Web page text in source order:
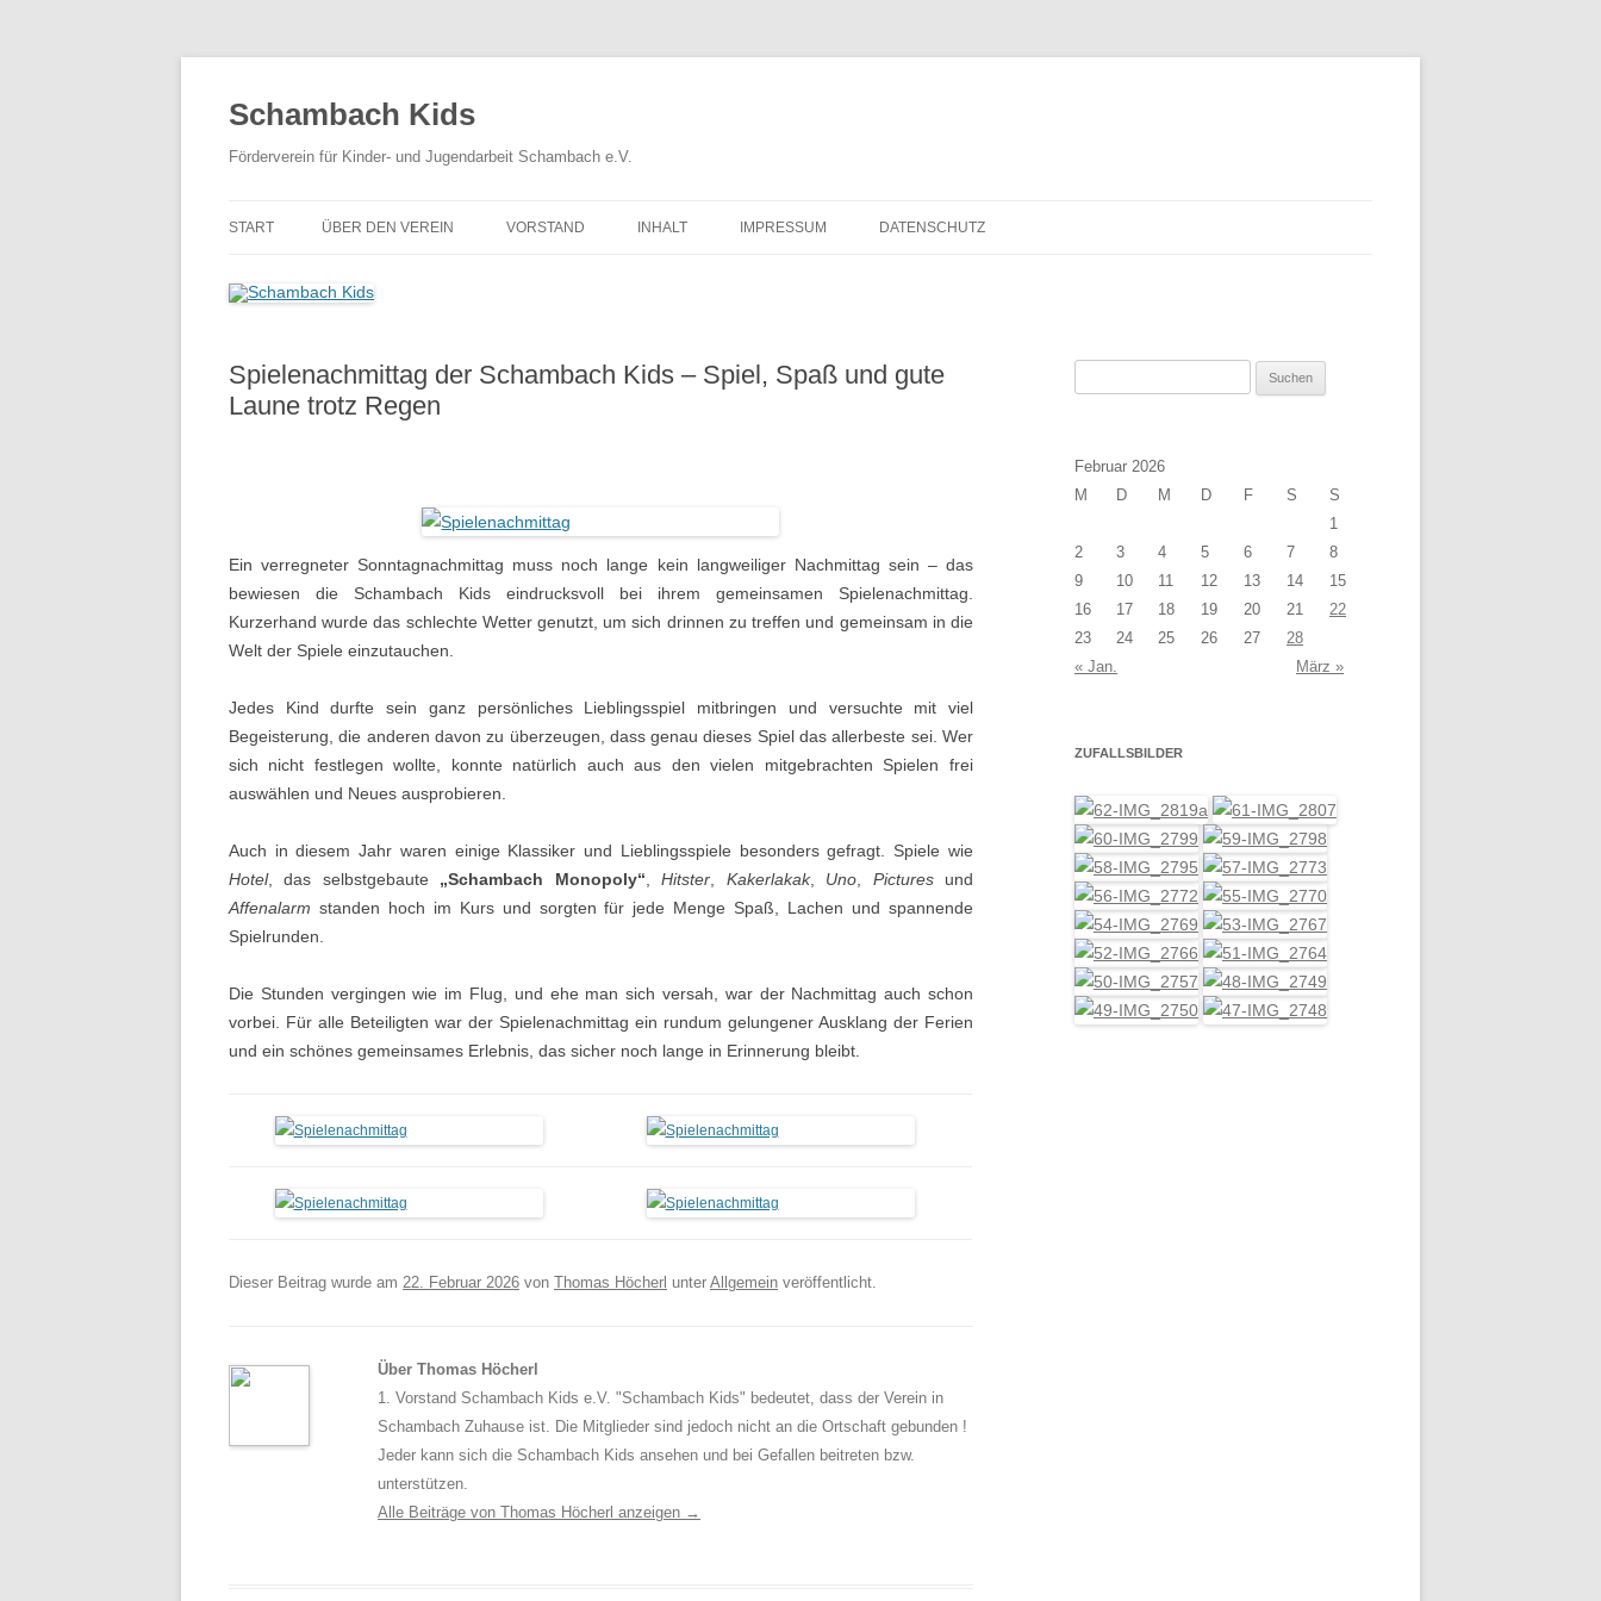
Schambach Kids
Förderverein für Kinder- und Jugendarbeit Schambach e.V.
START ÜBER DEN VEREIN VORSTAND INHALT IMPRESSUM DATENSCHUTZ
Spielenachmittag der Schambach Kids – Spiel, Spaß und gute
Laune trotz Regen
Ein verregneter Sonntagnachmittag muss noch lange kein langweiliger Nachmittag sein – das
bewiesen die Schambach Kids eindrucksvoll bei ihrem gemeinsamen Spielenachmittag.
Kurzerhand wurde das schlechte Wetter genutzt, um sich drinnen zu treffen und gemeinsam in die
Welt der Spiele einzutauchen.
Jedes Kind durfte sein ganz persönliches Lieblingsspiel mitbringen und versuchte mit viel
Begeisterung, die anderen davon zu überzeugen, dass genau dieses Spiel das allerbeste sei. Wer
sich nicht festlegen wollte, konnte natürlich auch aus den vielen mitgebrachten Spielen frei
auswählen und Neues ausprobieren.
Auch in diesem Jahr waren einige Klassiker und Lieblingsspiele besonders gefragt. Spiele wie
Hotel, das selbstgebaute „Schambach Monopoly“ ,Hitster Kakerlakak, Uno Picturesund
Affenalarm standen hoch im Kurs und sorgten für jede Menge Spaß, Lachen und spannende
Spielrunden.
Die Stunden vergingen wie im Flug, und ehe man sich versah, war der Nachmittag auch schon
vorbei. Für alle Beteiligten war der Spielenachmittag ein rundum gelungener Ausklang der Ferien
und ein schönes gemeinsames Erlebnis, das sicher noch lange in Erinnerung bleibt.
Dieser Beitrag wurde am 22. Februar 2026 von Thomas Höcherl unter Allgemein veröffentlicht.
Über Thomas Höcherl
1. Vorstand Schambach Kids e.V. "Schambach Kids" bedeutet, dass der Verein in
Schambach Zuhause ist. Die Mitglieder sind jedoch nicht an die Ortschaft gebunden !
Jeder kann sich die Schambach Kids ansehen und bei Gefallen beitreten bzw.
unterstützen.
Alle Beiträge von Thomas Höcherl anzeigen →
Februar 2026
M
D M D F S
S
1
2
3 4 5 6 7
8
9
10 11 12 13 14
15
16
17 18 19 20 21
22
23
24 25 26 27
28
« Jan.
März »
ZUFALLSBILDER